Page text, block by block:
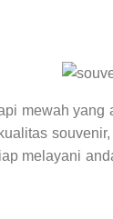
mewah
melayani